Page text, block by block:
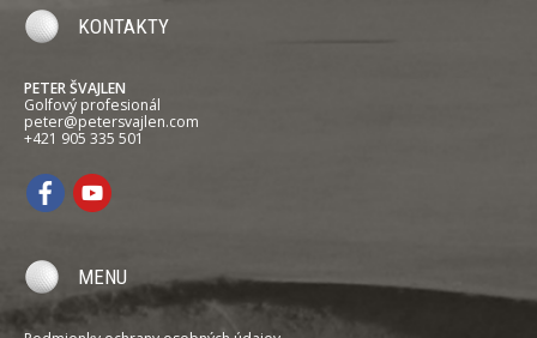
KONTAKTY
PETER ŠVAJLEN
Golfový profesionál
peter@petersvajlen.com
+421 905 335 501
MENU